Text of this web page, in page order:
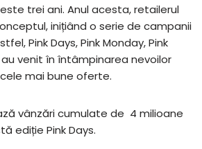
trei ani. Anul acesta, retailerul
inițiând o serie de campanii
Pink Days, Pink Monday, Pink
au venit în întâmpinarea nevoilor
mai bune oferte.
vânzări cumulate de 4 milioane
ediție Pink Days.